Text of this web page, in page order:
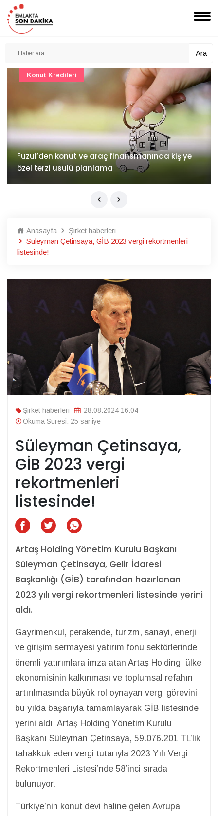
Ara
İv Kandilli'de yaşam yakında başlıyor
Konut Projeleri
Anasayfa
Şirket haberleri
Süleyman Çetinsaya, GİB 2023 vergi rekortmenleri
listesinde!
Şirket haberleri
28.08.2024 16:04
Okuma Süresi: 25 saniye
Süleyman Çetinsaya,
GİB 2023 vergi
rekortmenleri
listesinde!
Artaş Holding Yönetim Kurulu Başkanı
Süleyman Çetinsaya, Gelir İdaresi
Başkanlığı (GİB) tarafından hazırlanan
2023 yılı vergi rekortmenleri listesinde yerini
aldı.
Gayrimenkul, perakende, turizm, sanayi, enerji
ve girişim sermayesi yatırım fonu sektörlerinde
önemli yatırımlara imza atan Artaş Holding, ülke
ekonomisinin kalkınması ve toplumsal refahın
artırılmasında büyük rol oynayan vergi görevini
bu yılda başarıyla tamamlayarak GİB listesinde
yerini aldı. Artaş Holding Yönetim Kurulu
Başkanı Süleyman Çetinsaya, 59.076.201 TL’lik
tahakkuk eden vergi tutarıyla 2023 Yılı Vergi
Rekortmenleri Listesi’nde 58’inci sırada
bulunuyor.
Türkiye’nin konut devi haline gelen Avrupa